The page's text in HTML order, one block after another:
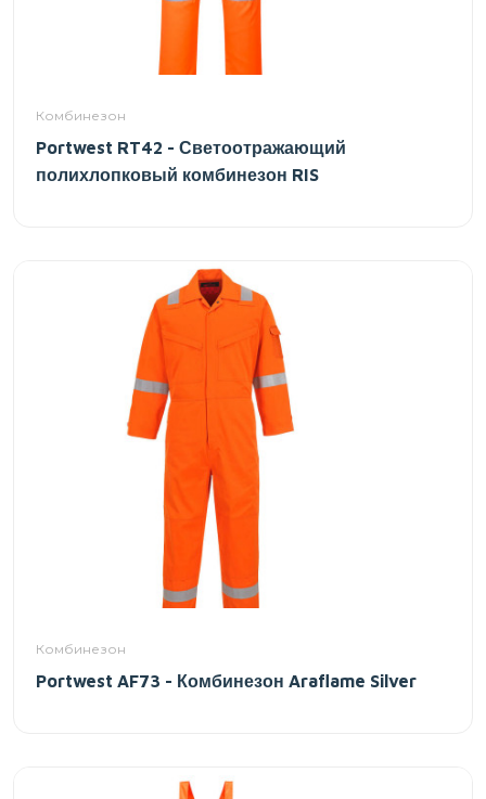
Комбинезон
Portwest RT42 - Светоотражающий
полихлопковый комбинезон RIS
Комбинезон
Portwest AF73 - Комбинезон Araflame Silver